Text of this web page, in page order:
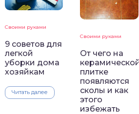
Своими руками
9 советов для
легкой
уборки дома
хозяйкам
Читать далее
Своими руками
От чего на
керамической
плитке
появляются
сколы и как
этого
избежать